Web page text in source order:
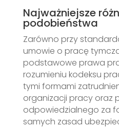
Najważniejsze
podobieństwa
Zarówno przy
umowie o pracę
podstawowe prawa
rozumieniu kodeksu
tymi formami
organizacji pracy oraz
odpowiedzialnego za
samych zasad